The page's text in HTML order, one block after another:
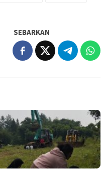
SEBARKAN